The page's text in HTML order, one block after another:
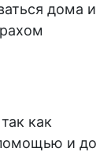
дома и
как
и до